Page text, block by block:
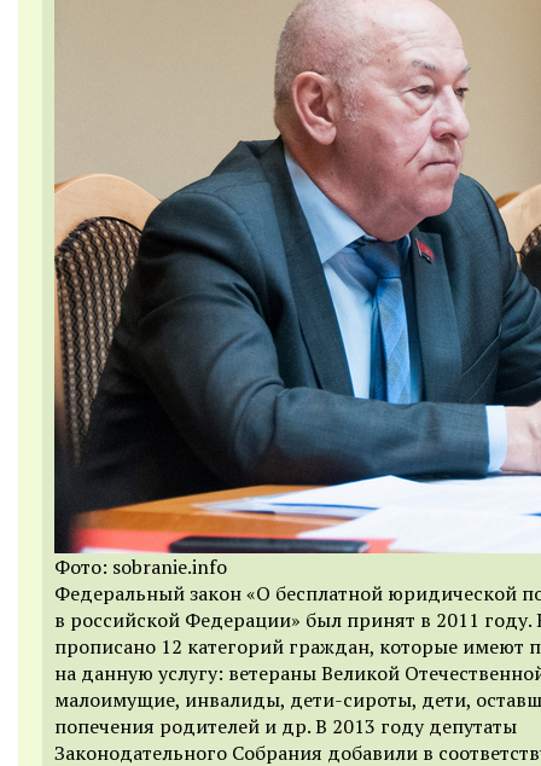
Фото: sobranie.info
Федеральный закон «О бесплатной юридической
в российской Федерации» был принят в 2011 году.
прописано 12 категорий граждан, которые имеют
на данную услугу: ветераны Великой
малоимущие, инвалиды, дети-сироты, дети,
попечения родителей и др. В 2013 году депутаты
Законодательного Собрания добавили в